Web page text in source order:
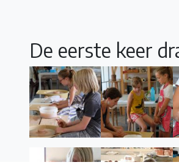
De eerste keer